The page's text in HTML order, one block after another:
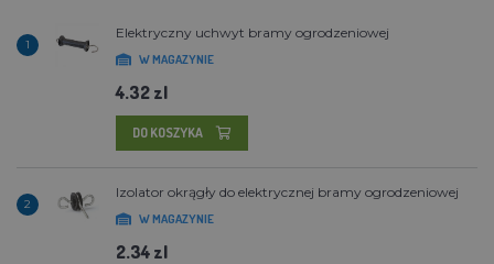
1
Elektryczny uchwyt bramy ogrodzeniowej
W MAGAZYNIE
4.32 zl
DO KOSZYKA
2
Izolator okrągły do elektrycznej bramy ogrodzeniowej
W MAGAZYNIE
2.34 zl